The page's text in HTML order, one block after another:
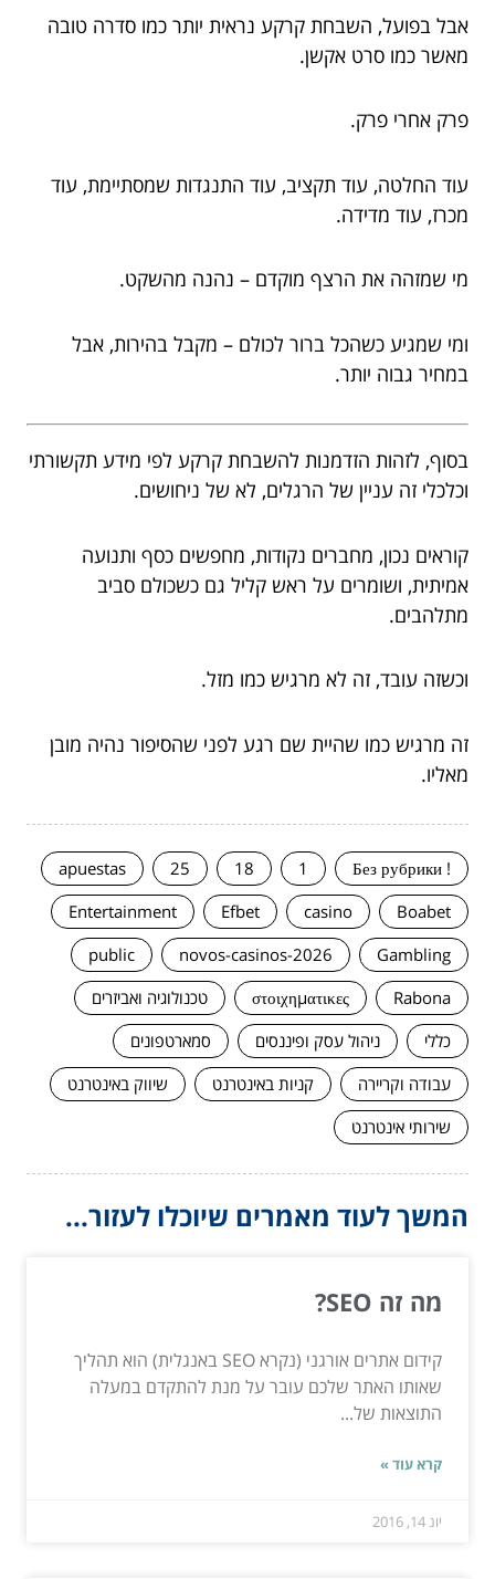
אבל בפועל, השבחת קרקע נראית יותר כמו סדרה טובה
מאשר כמו סרט אקשן.
פרק אחרי פרק.
עוד החלטה, עוד תקציב, עוד התנגדות שמסתיימת, עוד
מכרז, עוד מדידה.
מי שמזהה את הרצף מוקדם – נהנה מהשקט.
ומי שמגיע כשהכל ברור לכולם – מקבל בהירות, אבל
במחיר גבוה יותר.
בסוף, לזהות הזדמנות להשבחת קרקע לפי מידע תקשורתי
וכלכלי זה עניין של הרגלים, לא של ניחושים.
קוראים נכון, מחברים נקודות, מחפשים כסף ותנועה
אמיתית, ושומרים על ראש קליל גם כשכולם סביב
מתלהבים.
וכשזה עובד, זה לא מרגיש כמו מזל.
זה מרגיש כמו שהיית שם רגע לפני שהסיפור נהיה מובן
מאליו.
! Без рубрики
1
18
25
apuestas
Boabet
casino
Efbet
Entertainment
Gambling
novos-casinos-2026
public
Rabona
στοιχηματικες
טכנולוגיה ואביזרים
כללי
ניהול עסק ופיננסים
סמארטפונים
עבודה וקריירה
קניות באינטרנט
שיווק באינטרנט
שירותי אינטרנט
המשך לעוד מאמרים שיוכלו לעזור...
מה זה SEO?
קידום אתרים אורגני (נקרא SEO באנגלית) הוא תהליך
שאותו האתר שלכם עובר על מנת להתקדם במעלה
התוצאות של...
קרא עוד »
יונ 14, 2016